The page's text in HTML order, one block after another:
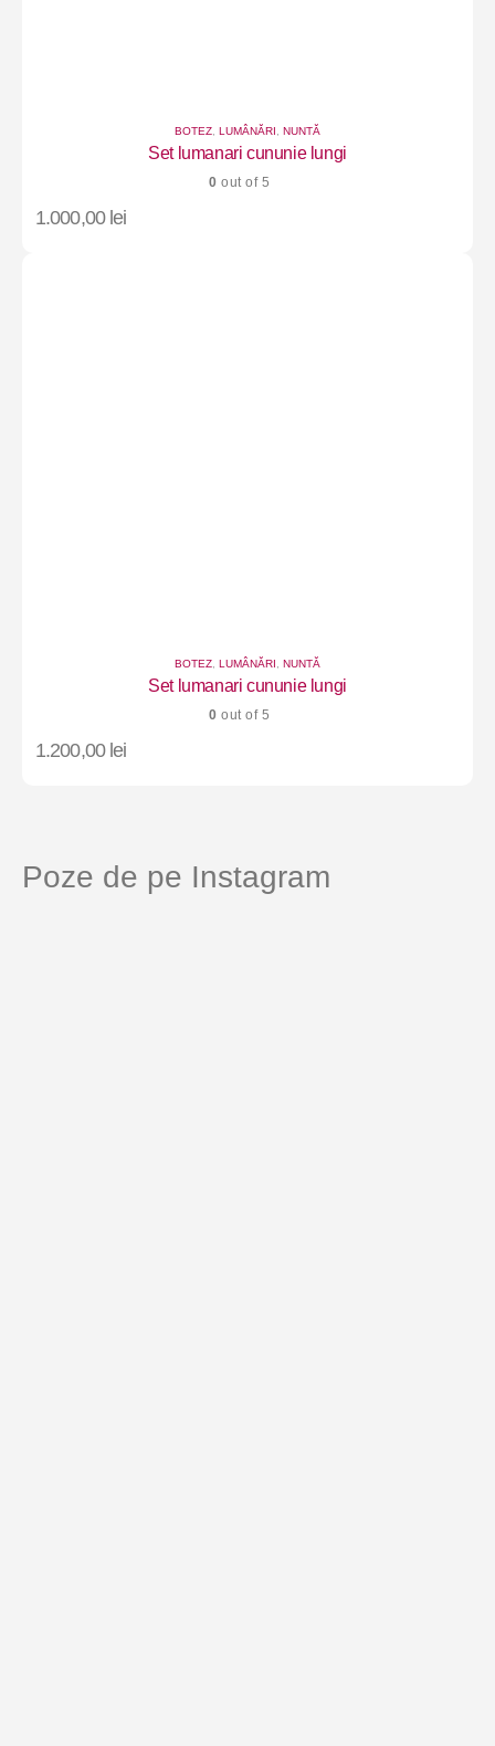
BOTEZ, LUMÂNĂRI , NUNTĂ
Set lumanari cununie lungi
0 out of 5
1.000,00 lei
BOTEZ, LUMÂNĂRI , NUNTĂ
Set lumanari cununie lungi
0 out of 5
1.200,00 lei
Poze de pe Instagram